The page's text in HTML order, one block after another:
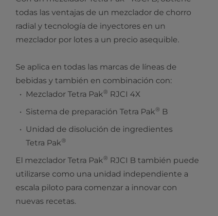
todas las ventajas de un mezclador de chorro
radial y tecnología de inyectores en un
mezclador por lotes a un precio asequible.
Se aplica en todas las marcas de líneas de
bebidas y también en combinación con:
Mezclador Tetra Pak® RJCI 4X
Sistema de preparación Tetra Pak® B
Unidad de disolución de ingredientes
Tetra Pak®
El mezclador Tetra Pak® RJCI B también puede
utilizarse como una unidad independiente a
escala piloto para comenzar a innovar con
nuevas recetas.